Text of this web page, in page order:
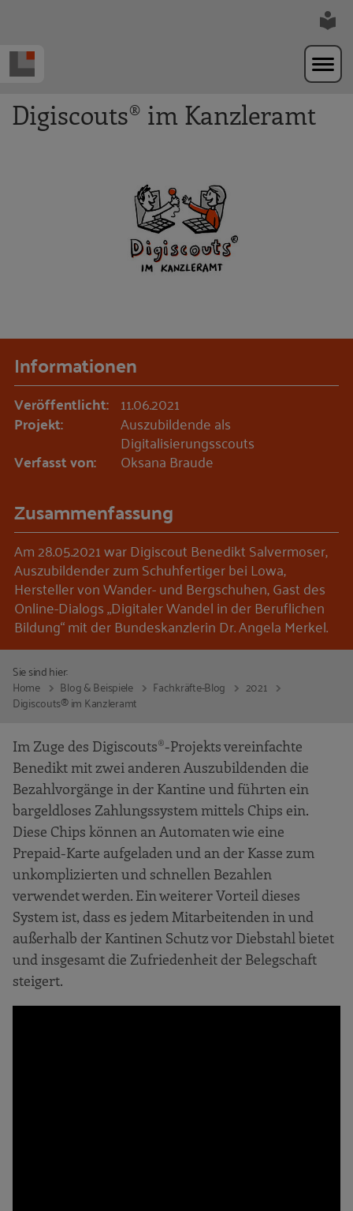
Digiscouts® im Kanzleramt
Informationen
Veröffentlicht: 11.06.2021
Projekt: Auszubildende als
Digitalisierungsscouts
Verfasst von: Oksana Braude
Zusammenfassung
Am 28.05.2021 war Digiscout Benedikt Salvermoser,
Auszubildender zum Schuhfertiger bei Lowa,
Hersteller von Wander- und Bergschuhen, Gast des
Online-Dialogs „Digitaler Wandel in der Beruflichen
Bildung“ mit der Bundeskanzlerin Dr. Angela Merkel.
Sie sind hier:
Home
Blog & Beispiele Fachkräfte-Blog
2021
Digiscouts® im Kanzleramt
Im Zuge des Digiscouts®-Projekts vereinfachte
Benedikt mit zwei anderen Auszubildenden die
Bezahlvorgänge in der Kantine und führten ein
bargeldloses Zahlungssystem mittels Chips ein.
Diese Chips können an Automaten wie eine
Prepaid-Karte aufgeladen und an der Kasse zum
unkomplizierten und schnellen Bezahlen
verwendet werden. Ein weiterer Vorteil dieses
System ist, dass es jedem Mitarbeitenden in und
außerhalb der Kantinen Schutz vor Diebstahl bietet
und insgesamt die Zufriedenheit der Belegschaft
steigert.